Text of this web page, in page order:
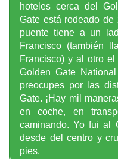
hoteles cerca del
Gate está rodeado
puente tiene a un
Francisco (también
Francisco) y al otro
Golden Gate
preocupes por las
Gate. ¡Hay mil
en coche, en
caminando. Yo fui al
desde del centro y
pies.